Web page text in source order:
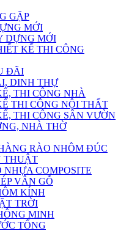
GẶP
MỚI
DỰNG MỚI
KẾ THI CÔNG
ĐÃI
DINH THỰ
THI CÔNG NHÀ
THI CÔNG NỘI THẤT
THI CÔNG SÂN VƯỜN
NHÀ THỜ
RÀO NHÔM ĐÚC
THUẬT
COMPOSITE
VÂN GỖ
KÍNH
TRỜI
MINH
TỔNG